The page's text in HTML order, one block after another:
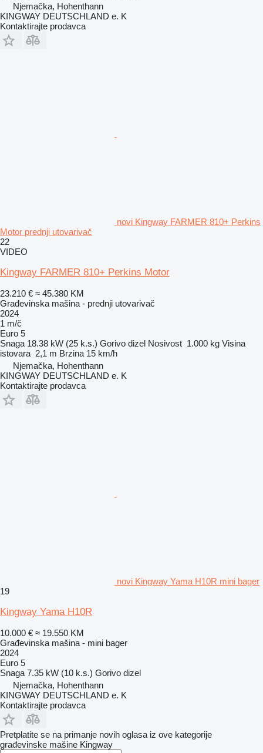
Njemačka, Hohenthann
KINGWAY DEUTSCHLAND e. K
Kontaktirajte prodavca
novi Kingway FARMER 810+ Perkins
Motor prednji utovarivač
22
VIDEO
Kingway FARMER 810+ Perkins Motor
23.210 € ≈ 45.380 KM
Građevinska mašina - prednji utovarivač
2024
1 m/č
Euro 5
Snaga 18.38 kW (25 k.s.) Gorivo dizel Nosivost 1.000 kg Visina
istovara 2,1 m Brzina 15 km/h
Njemačka, Hohenthann
KINGWAY DEUTSCHLAND e. K
Kontaktirajte prodavca
novi Kingway Yama H10R mini bager
19
Kingway Yama H10R
10.000 € ≈ 19.550 KM
Građevinska mašina - mini bager
2024
Euro 5
Snaga 7.35 kW (10 k.s.) Gorivo dizel
Njemačka, Hohenthann
KINGWAY DEUTSCHLAND e. K
Kontaktirajte prodavca
Pretplatite se na primanje novih oglasa iz ove kategorije
građevinske mašine Kingway